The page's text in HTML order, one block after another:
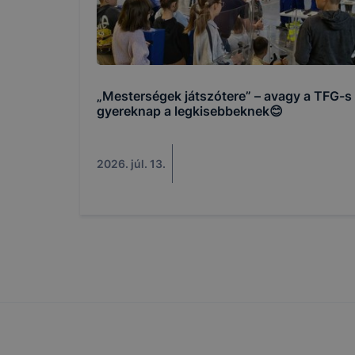
„Mesterségek játszótere” – avagy a TFG-s
gyereknap a legkisebbeknek😊
2026. júl. 13.
böngésző
böngésző
általában
honlapunk
teljes